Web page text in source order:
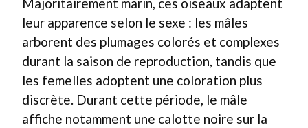
leur apparence selon le sexe : les mâles
arborent des plumages colorés et complexes
durant la saison de reproduction, tandis que
les femelles adoptent une coloration plus
discrète. Durant cette période, le mâle
affiche notamment une calotte noire sur la